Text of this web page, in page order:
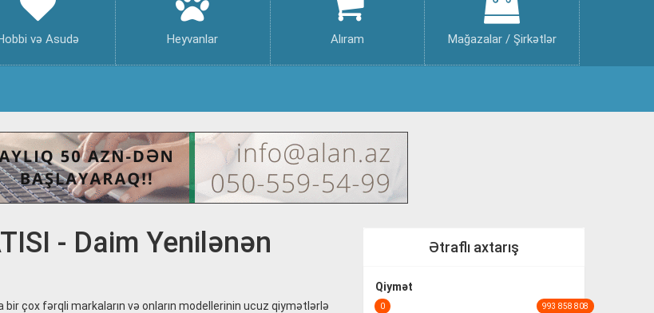
və Asudə Heyvanlar Alıram Mağazalar / Şirkətlər
Ətraflı axtarış
Qiymət
0 993 858 808
- Daim Yenilənən
bir çox fərqli markaların və onların modellerinin ucuz qiymətlərlə